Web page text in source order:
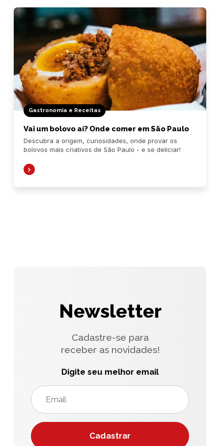
Gastronomia e Receitas
Vai um bolovo aí? Onde comer em São Paulo
Descubra a origem, curiosidades, onde provar os
bolovos mais criativos de São Paulo - e se deliciar!
Newsletter
Cadastre-se para
receber as novidades!
Digite seu melhor email